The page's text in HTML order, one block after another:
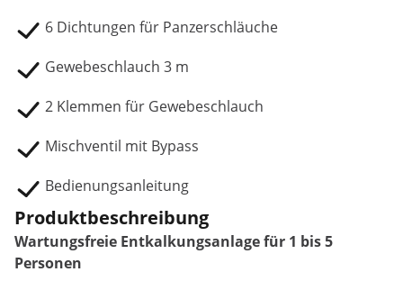
6 Dichtungen für Panzerschläuche
Gewebeschlauch 3 m
2 Klemmen für Gewebeschlauch
Mischventil mit Bypass
Bedienungsanleitung
Produktbeschreibung
Wartungsfreie Entkalkungsanlage für 1 bis 5
Personen